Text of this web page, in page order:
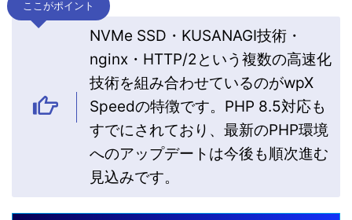
ここがポイント
NVMe SSD・KUSANAGI技術・
nginx・HTTP/2という複数の高速化
技術を組み合わせているのがwpX
Speedの特徴です。PHP 8.5対応も
すでにされており、最新のPHP環境
へのアップデートは今後も順次進む
見込みです。